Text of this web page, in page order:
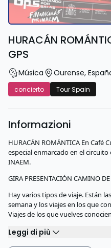
HURACÁN
GPS
Música Ourense,
concierto Tour Spain
Informazioni
HURACÁN ROMÁNTICA En
especial enmarcado en el circuito
INAEM.
GIRA PRESENTACIÓN CAMINO
Hay varios tipos de viaje. Están
semana y los viajes en los que
Viajes de los que vuelves
Leggi di più